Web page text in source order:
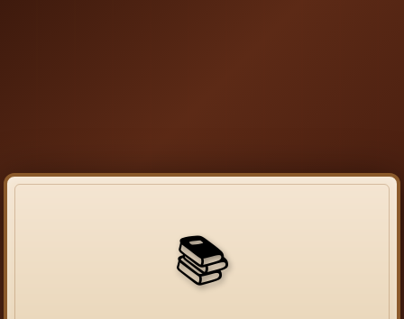
📚